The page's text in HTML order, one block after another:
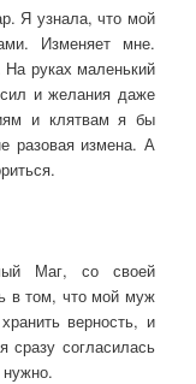
Я узнала, что мой
Изменяет мне.
руках маленький
и желания даже
и клятвам я бы
разовая измена. А
Маг, со своей
в том, что мой муж
верность, и
сразу согласилась